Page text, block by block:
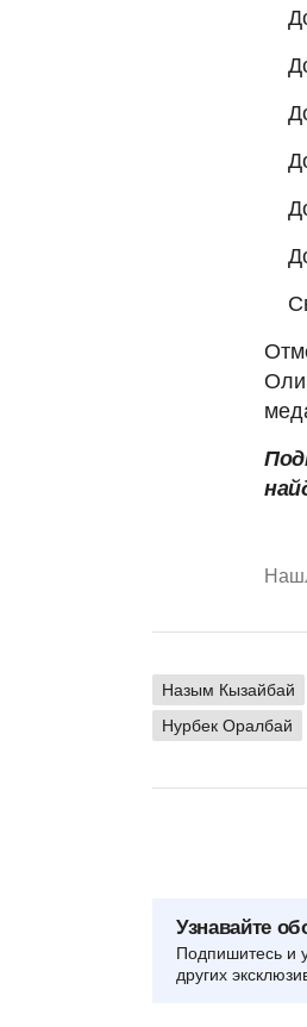
Назым Кызайбай
Нурбек Оралбай
Узнавайте
Подпишитесь и
других